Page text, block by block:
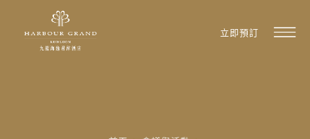
立即預訂